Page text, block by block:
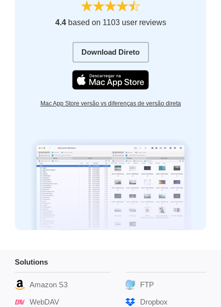
4.4based on 1103 user reviews
Download Direto
Mac App Store versão vs diferenças de versão direta
Solutions
Amazon S3
WebDAV
FTP
Dropbox